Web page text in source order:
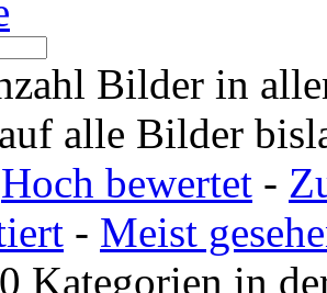
Bilder in
alle Bilder
Hoch bewertet -
- Meist
Kategorien in